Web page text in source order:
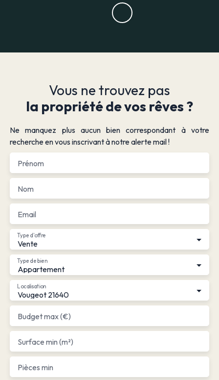
Vous ne trouvez pas
la propriété de vos rêves ?
Ne manquez plus aucun bien correspondant à votre
recherche en vous inscrivant à notre alerte mail !
Prénom
Nom
Email
Vente
Type d'offre
Appartement
Type de bien
Vougeot 21640
Localisation
Budget max (€)
Surface min (m²)
Pièces min